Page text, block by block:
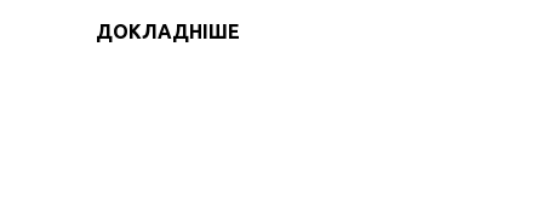
ДОКЛАДНІШЕ